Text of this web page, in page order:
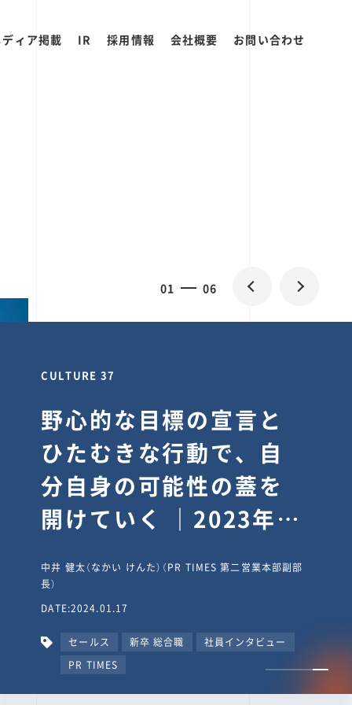
ィア掲載 IR 採用情報 会社概要 お問い合わせ
01 06